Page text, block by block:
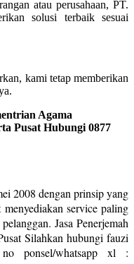
atau perusahaan, PT.
solusi terbaik sesuai
kami tetap memberikan
Agama
Pusat Hubungi 0877
2008 dengan prinsip yang
service paling
Jasa Penerjemah
Silahkan hubungi fauzi
ponsel/whatsapp xl :